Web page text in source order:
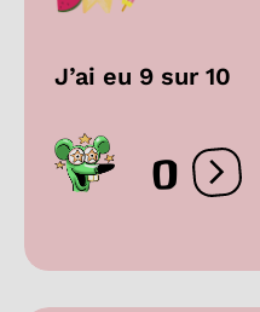
J’ai eu 9 sur 10
0